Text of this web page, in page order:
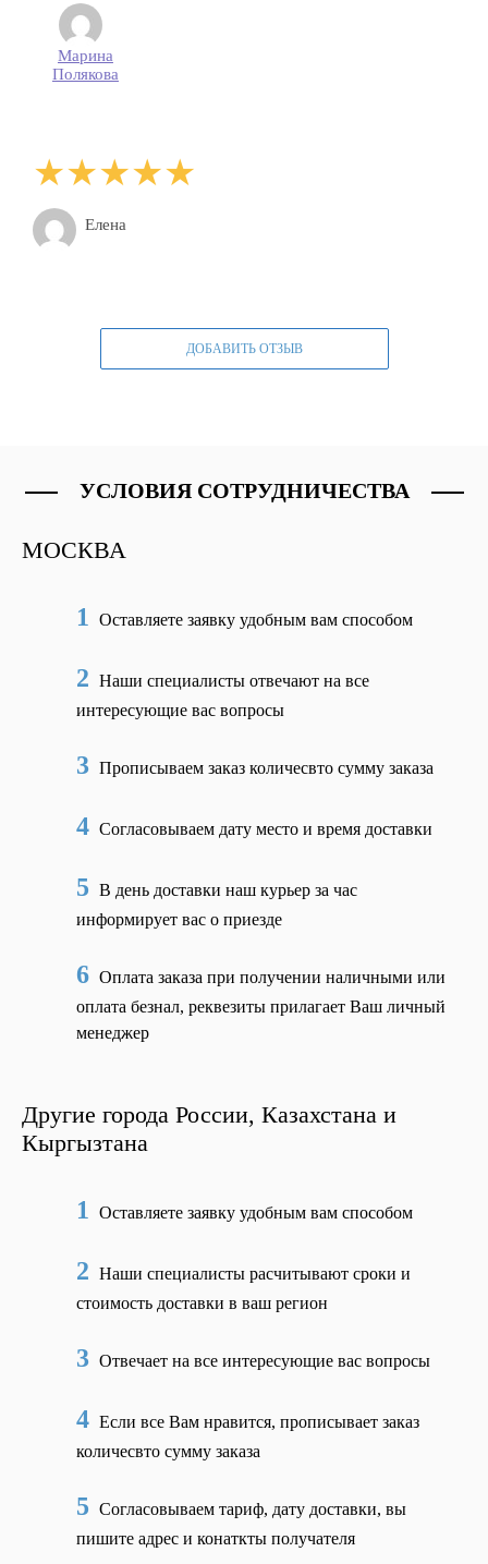
Марина
Полякова
Елена
ДОБАВИТЬ ОТЗЫВ
УСЛОВИЯ СОТРУДНИЧЕСТВА
МОСКВА
1 Оставляете заявку удобным вам способом
2 Наши специалисты отвечают на все
интересующие вас вопросы
3 Прописываем заказ количесвто сумму заказа
4 Согласовываем дату место и время доставки
5 В день доставки наш курьер за час
информирует вас о приезде
6 Оплата заказа при получении наличными или
оплата безнал, реквезиты прилагает Ваш личный
менеджер
Другие города России, Казахстана и
Кыргызтана
1 Оставляете заявку удобным вам способом
2 Наши специалисты расчитывают сроки и
стоимость доставки в ваш регион
3 Отвечает на все интересующие вас вопросы
4 Если все Вам нравится, прописывает заказ
количесвто сумму заказа
5 Согласовываем тариф, дату доставки, вы
пишите адрес и конаткты получателя